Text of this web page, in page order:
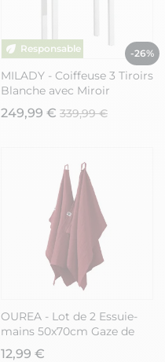
-26%
MILADY - Coiffeuse 3 Tiroirs
Blanche avec Miroir
Inclinable
249,99 € 339,99 €
OUREA - Lot de 2 Essuie-
mains 50x70cm Gaze de
Coton Lie de Vin
12,99 €